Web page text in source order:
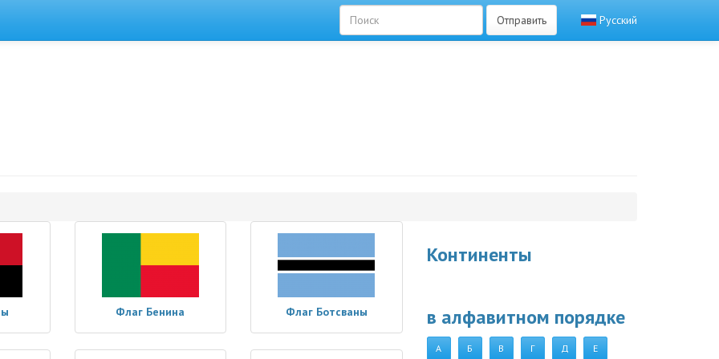
Русский
Отправить
Флаг Бенина Флаг Ботсваны
Континенты
в алфавитном порядке
А Б В Г Д Е